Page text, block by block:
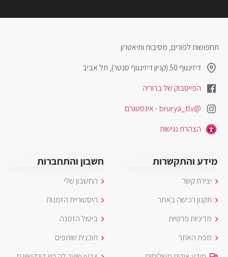
תחפושות לפורים, מסיבות ותיאטרון
דיזינגוף 50 (קניון דיזינגוף סנטר), תל אביב
הפייסבוק של ברוריה
@brurya_tlv - אינסטגרם
הצהרת נגישות
מידע והתקשרות
יצירת קשר
תקנון רכישה באתר
מדיניות פרטיות
מפת האתר
חשבון והתחברות
החשבון שלי
היסטוריית הזמנות
ביטול הזמנה
תוכנית שותפים